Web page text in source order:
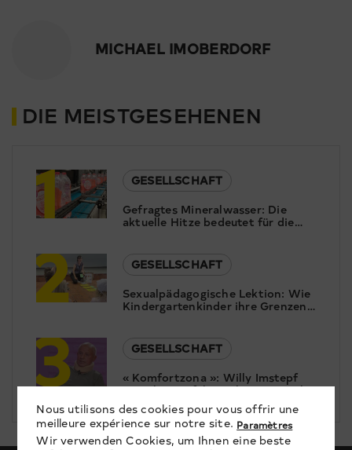
MICHAEL IMOBERDORF
DIE MEISTGESEHENEN
1
GESELLSCHAFT
Gefragtes Mineralwasser: Die
aktuelle Hitze bedeutet für die
2
GESELLSCHAFT
Sexualpädagogische Lektion: Wie
Kindergartenkinder ihre Grenzen
wahrnehmen und schützen
3
GESELLSCHAFT
« Komfortzona »: Willy Imstepf
war als Bergführer über 250-mal
auf dem Matterhorn. Jetzt kann
er nicht mal mehr ein Wasserglas
heben. Er leidet an der
unheilbaren Nervenkrankheit ALS.
Nous utilisons des cookies pour vous offrir une
meilleure expérience sur notre site. Paramètres
Wir verwenden Cookies, um Ihnen eine beste